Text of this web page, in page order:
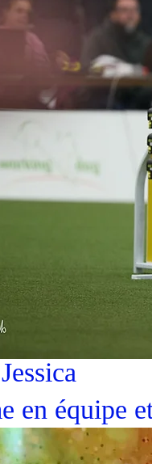
en équipe